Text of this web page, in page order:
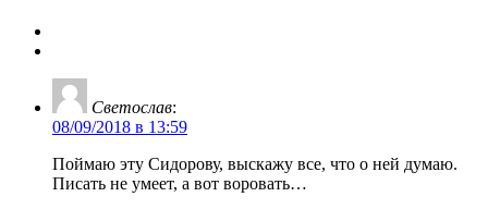
Светослав:
08/09/2018 в 13:59
Поймаю эту Сидорову, выскажу все, что о ней думаю.
Писать не умеет, а вот воровать…